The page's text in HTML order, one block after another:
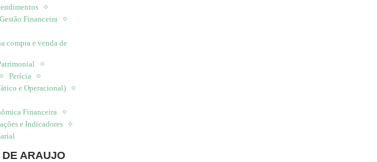
Gestão Financeira
compra e venda de
Perícia
e Operacional)
Financeira
e Indicadores
ARAUJO